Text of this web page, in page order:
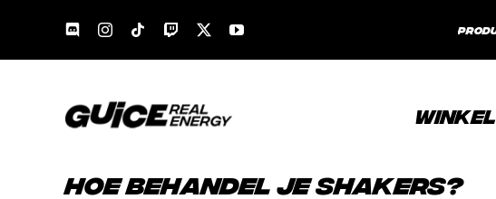
content
Search
WINKEL
HOE BEHANDEL JE SHAKERS?